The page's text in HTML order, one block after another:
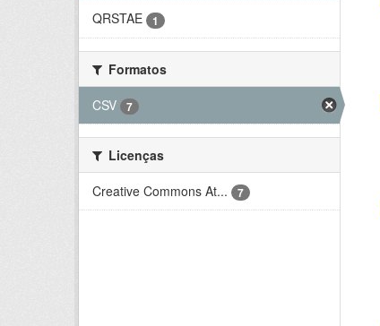
QRSTAE 1
Formatos
CSV
7
Licenças
Creative Commons At...
7